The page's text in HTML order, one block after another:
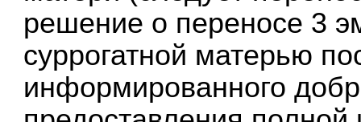
решение о переносе 3
суррогатной матерью
информированного